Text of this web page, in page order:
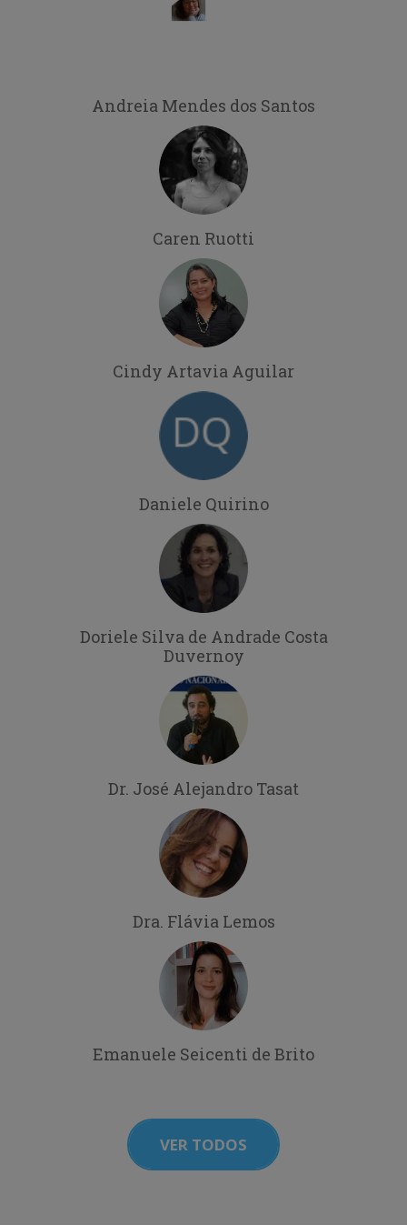
Andreia Mendes dos Santos
Caren Ruotti
Cindy Artavia Aguilar
Daniele Quirino
Doriele Silva de Andrade Costa
Duvernoy
Dr. José Alejandro Tasat
Dra. Flávia Lemos
Emanuele Seicenti de Brito
VER TODOS